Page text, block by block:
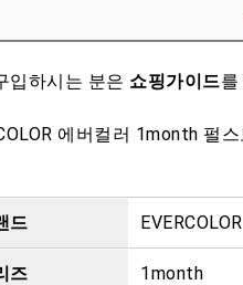
입하시는 분은 쇼핑가이드
에버컬러 1month 펄
드 EVERCOLOR
즈 1month